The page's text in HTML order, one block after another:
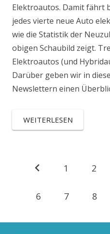
Elektroautos. Damit fährt
jedes vierte neue Auto
wie die Statistik der
obigen Schaubild zeigt.
Elektroautos (und
Darüber geben wir in
Newslettern einen
WEITERLESEN
1 2
6 7 8